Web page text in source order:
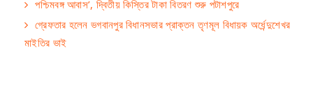
পশ্চিমবঙ্গ আবাস’, দ্বিতীয় কিস্তির টাকা বিতরণ শুরু পটাশপুরে
গ্রেফতার হলেন ভগবানপুর বিধানসভার প্রাক্তন তৃণমূল বিধায়ক অর্ধেন্দুশেখর
মাইতির ভাই